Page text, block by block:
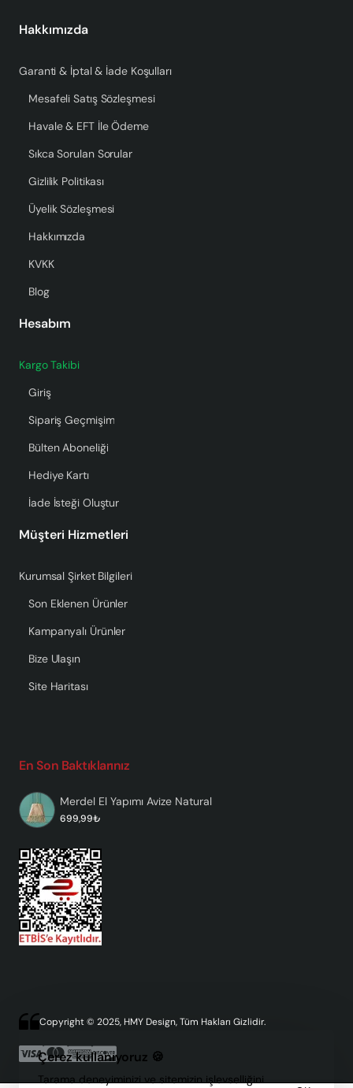
Çerez kullanıyoruz 🍪
Tarama deneyiminizi ve sitemizin işlevselliğini
Hakkımızda
Garanti & İptal & İade Koşulları
Mesafeli Satış Sözleşmesi
Havale & EFT İle Ödeme
Sıkca Sorulan Sorular
Gizlilik Politikası
Üyelik Sözleşmesi
Hakkımızda
KVKK
Blog
Hesabım
Kargo Takibi
Giriş
Sipariş Geçmişim
Bülten Aboneliği
Hediye Kartı
İade İsteği Oluştur
Müşteri Hizmetleri
Kurumsal Şirket Bilgileri
Son Eklenen Ürünler
Kampanyalı Ürünler
Bize Ulaşın
Site Haritası
En Son Baktıklarınız
Merdel El Yapımı Avize Natural
699,99₺
Copyright © 2025, HMY Design, Tüm Hakları Gizlidir.